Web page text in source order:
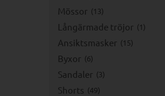
Mössor 13
Långärmade tröjor 1
Ansiktsmasker 15
Byxor 6
Sandaler 3
Shorts 49